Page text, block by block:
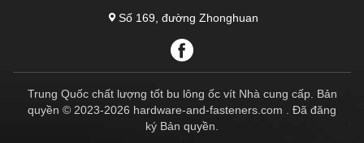
Số 169, đường Zhonghuan
Trung Quốc chất lượng tốt bu lông ốc vít Nhà cung cấp. Bản
quyền © 2023-2026 hardware-and-fasteners.com . Đã đăng
ký Bản quyền.